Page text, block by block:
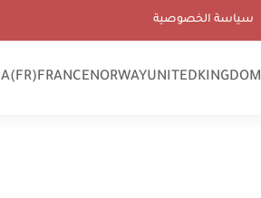
سياسة الخصوصية
UNITEDKINGDOM
NORWAY
FRANCE